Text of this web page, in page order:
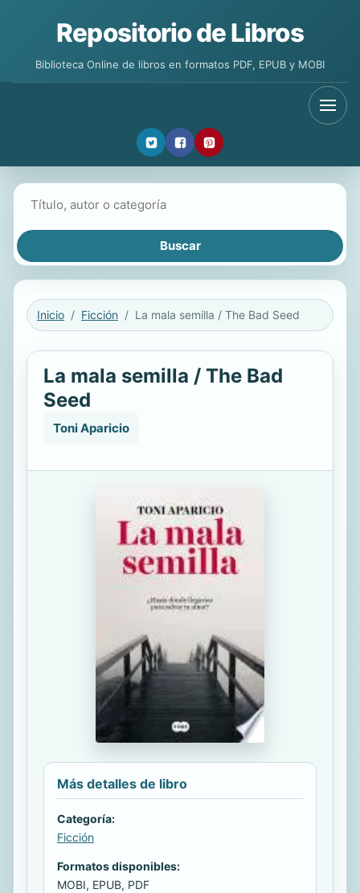
Repositorio de Libros
Biblioteca Online de libros en formatos PDF, EPUB y MOBI
Inicio Ficción La mala semilla / The Bad Seed
La mala semilla / The Bad
Seed
Toni Aparicio
Más detalles de libro
Categoría:
Ficción
Formatos disponibles:
MOBI, EPUB, PDF